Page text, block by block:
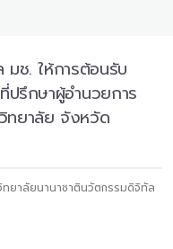
มช. ให้การต้อนรับ
ปรึกษาผู้อำนวยการ
ทยาลัย จังหวัด
ทยาลัยนานาชาตินวัตกรรมดิจิทัล